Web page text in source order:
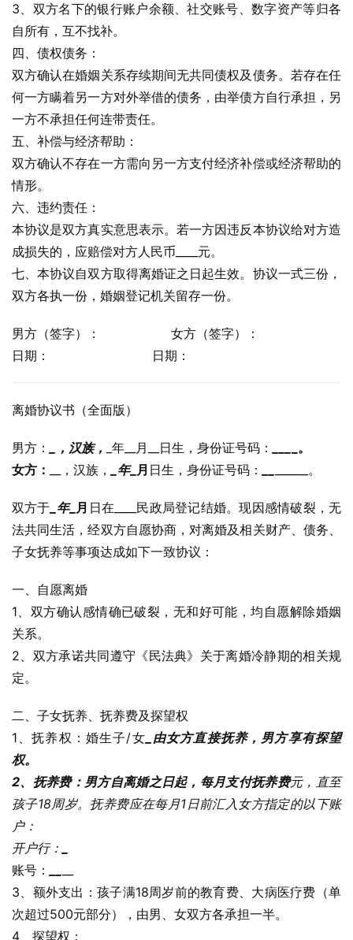
3、双方名下的银行账户余额、社交账号、数字资产等归各
自所有，互不找补。
四、债权债务：
双方确认在婚姻关系存续期间无共同债权及债务。若存在任
何一方瞒着另一方对外举借的债务，由举债方自行承担，另
一方不承担任何连带责任。
五、补偿与经济帮助：
双方确认不存在一方需向另一方支付经济补偿或经济帮助的
情形。
六、违约责任：
本协议是双方真实意思表示。若一方因违反本协议给对方造
成损失的，应赔偿对方人民币____元。
七、本协议自双方取得离婚证之日起生效。协议一式三份，
双方各执一份，婚姻登记机关留存一份。
男方（签字）：                  女方（签字）：
日期：                          日期：
离婚协议书（全面版）
男方： _，汉族， _年__月__日生，身份证号码：
_。
女方：
__，汉族， _年_月 日生，身份证号码： ______。
双方于 _年_月 日在____民政局登记结婚。现因感情破裂，无
法共同生活，经双方自愿协商，对离婚及相关财产、债务、
子女抚养等事项达成如下一致协议：
一、自愿离婚
1、双方确认感情确已破裂，无和好可能，均自愿解除婚姻
关系。
2、双方承诺共同遵守《民法典》关于离婚冷静期的相关规
定。
二、子女抚养、抚养费及探望权
1、抚养权：婚生子/女 _由女方直接抚养，男方享有探望
权。
2、抚养费：男方自离婚之日起，每月支付抚养费元，直至
孩子18周岁。抚养费应在每月1日前汇入女方指定的以下账
户：
开户行：
账号：
3、额外支出：孩子满18周岁前的教育费、大病医疗费（单
次超过500元部分），由男、女双方各承担一半。
4、探望权：